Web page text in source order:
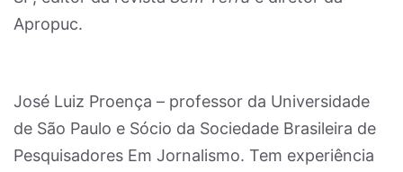
Apropuc.
José Luiz Proença – professor da Universidade
de São Paulo e Sócio da Sociedade Brasileira de
Pesquisadores Em Jornalismo. Tem experiência